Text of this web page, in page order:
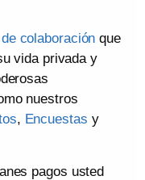
colaboración que
vida privada y
nuestros
, Encuestas y
pagos usted